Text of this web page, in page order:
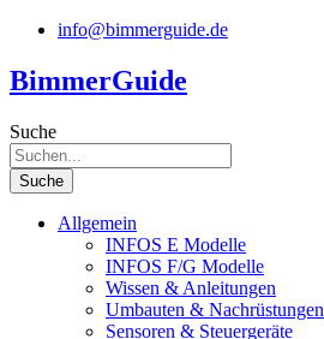
Zum
springen
info@bimmerguide.de
BimmerGuide
Suche
Suche
Allgemein
INFOS E Modelle
INFOS F/G Modelle
Wissen & Anleitungen
Umbauten & Nachrüstungen
Sensoren & Steuergeräte